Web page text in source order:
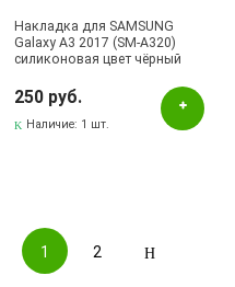
Накладка для SAMSUNG
Galaxy A3 2017 (SM-A320)
силиконовая цвет чёрный
250 руб.
Наличие: 1 шт.
1 2